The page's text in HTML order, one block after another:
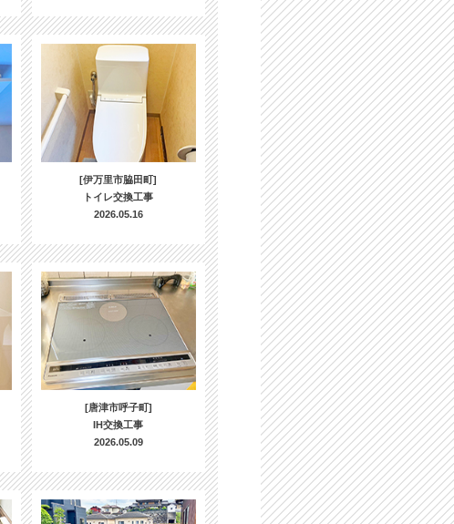
[伊万里市脇田町]
トイレ交換工事
2026.05.16
[唐津市呼子町]
IH交換工事
2026.05.09